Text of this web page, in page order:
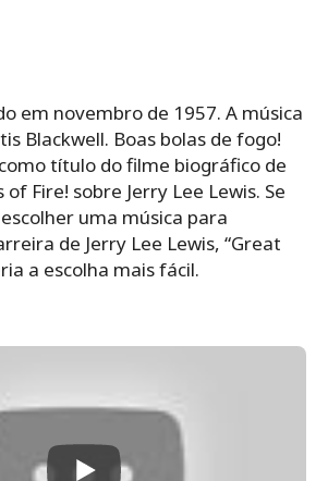
em novembro de 1957. A música
Blackwell. Boas bolas de fogo!
título do filme biográfico de
Fire! sobre Jerry Lee Lewis. Se
uma música para
de Jerry Lee Lewis, “Great
a escolha mais fácil.